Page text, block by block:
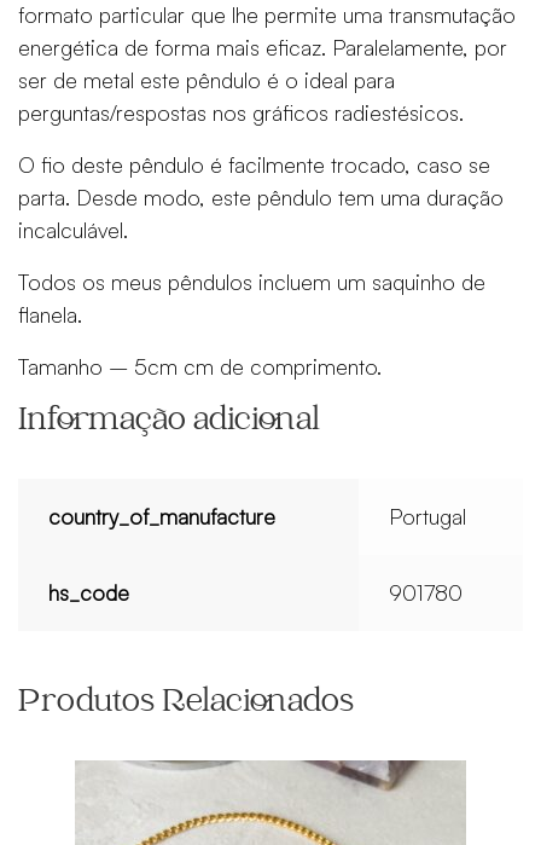
formato particular que lhe permite uma transmutação
energética de forma mais eficaz. Paralelamente, por
ser de metal este pêndulo é o ideal para
perguntas/respostas nos gráficos radiestésicos.
O fio deste pêndulo é facilmente trocado, caso se
parta. Desde modo, este pêndulo tem uma duração
incalculável.
Todos os meus pêndulos incluem um saquinho de
flanela.
Tamanho – 5cm cm de comprimento.
Informação adicional
country_of_manufacture Portugal
hs_code 901780
Produtos Relacionados